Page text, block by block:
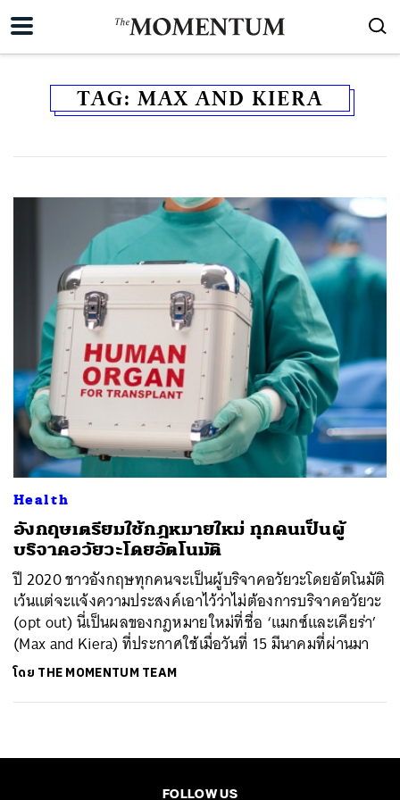
TAG: MAX AND KIERA
Health
อังกฤษเตรียมใช้กฎหมายใหม่ ทุกคนเป็นผู้
บริจาคอวัยวะโดยอัตโนมัติ
ปี 2020 ชาวอังกฤษทุกคนจะเป็นผู้บริจาคอวัยวะโดยอัตโนมัติ
เว้นแต่จะแจ้งความประสงค์เอาไว้ว่าไม่ต้องการบริจาคอวัยวะ
(opt out) นี่เป็นผลของกฎหมายใหม่ที่ชื่อ ‘แมกซ์และเคียร่า’
(Max and Kiera) ที่ประกาศใช้เมื่อวันที่ 15 มีนาคมที่ผ่านมา
โดย THE MOMENTUM TEAM
FOLLOW US
ค้นหา
TWEET LINE EMAIL